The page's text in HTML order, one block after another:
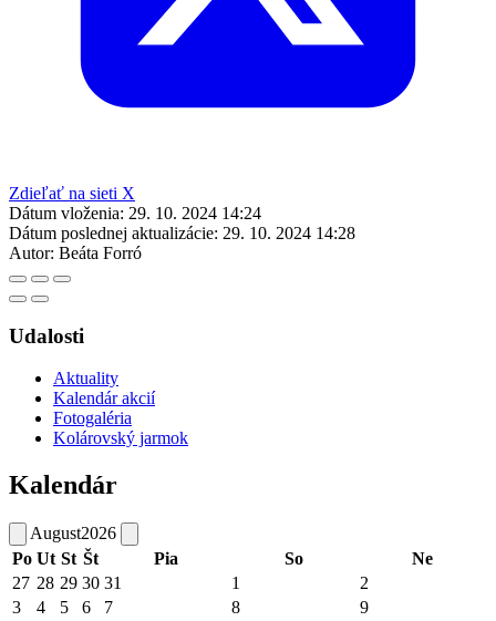
Zdieľať na sieti X
Dátum vloženia: 29. 10. 2024 14:24
Dátum poslednej aktualizácie: 29. 10. 2024 14:28
Autor: Beáta Forró
Udalosti
Aktuality
Kalendár akcií
Fotogaléria
Kolárovský jarmok
Kalendár
August2026
Po Ut St Št Pia So
Ne
27 28 29 30 31 1
2
3
4 5 6 7 8 9